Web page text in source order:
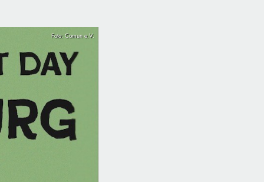
Foto: Comun e.V.